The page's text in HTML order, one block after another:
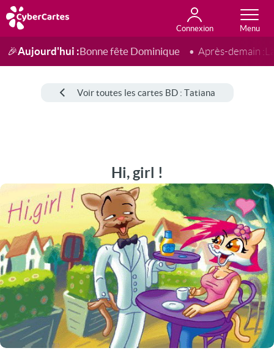
Connexion
Anniversaire
Fête du jour
Amour
Amitié
Merci
Toutes les cartes
🎉Aujourd'hui :Bonne fête Dominique Après-demain :
Voir toutes les cartes BD : Tatiana
Hi, girl !